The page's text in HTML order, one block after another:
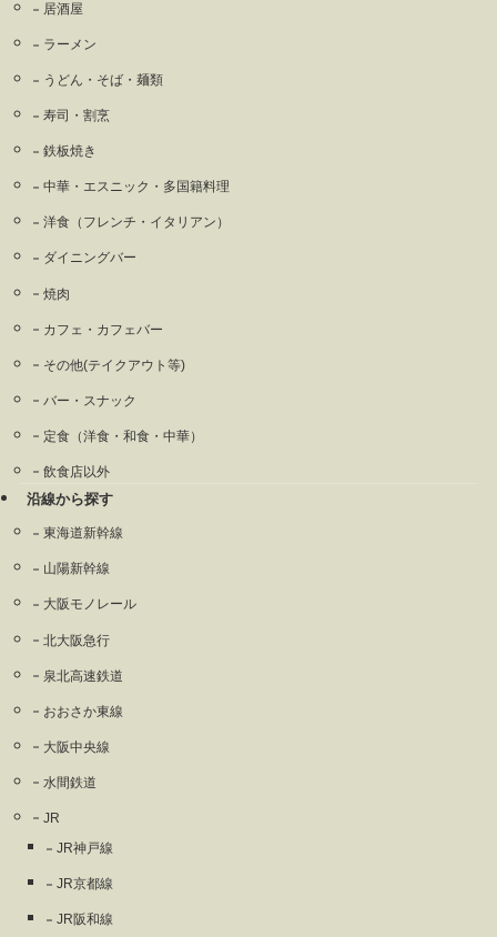
居酒屋
ラーメン
うどん・そば・麺類
寿司・割烹
鉄板焼き
中華・エスニック・多国籍料理
洋食（フレンチ・イタリアン）
ダイニングバー
焼肉
カフェ・カフェバー
その他(テイクアウト等)
バー・スナック
定食（洋食・和食・中華）
飲食店以外
沿線から探す
東海道新幹線
山陽新幹線
大阪モノレール
北大阪急行
泉北高速鉄道
おおさか東線
大阪中央線
水間鉄道
JR
JR神戸線
JR京都線
JR阪和線